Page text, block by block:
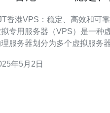
香港VPS：稳定、高效和可
拟专用服务器（VPS）是一种
服务器划分为多个虚拟服务
服务器相似的性能和功能，
年5月2日